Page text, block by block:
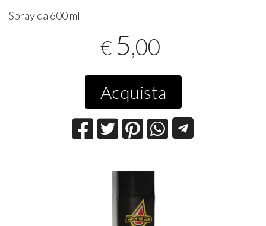
Spray da 600 ml
€ 5,00
Acquista